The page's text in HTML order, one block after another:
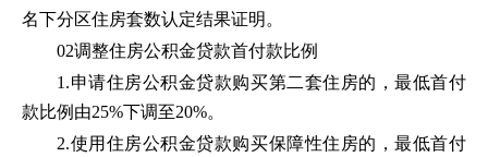
名下分区住房套数认定结果证明。
02调整住房公积金贷款首付款比例
1.申请住房公积金贷款购买第二套住房的，最低首付
款比例由25%下调至20%。
2.使用住房公积金贷款购买保障性住房的，最低首付